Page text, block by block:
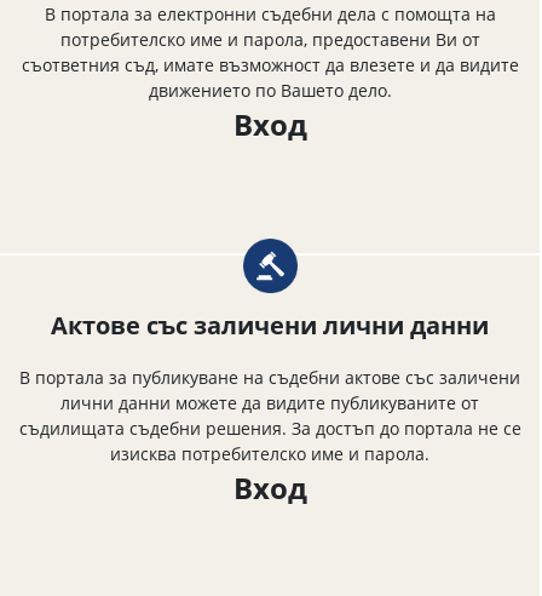
В портала за електронни съдебни дела с помощта на
потребителско име и парола, предоставени Ви от
съответния съд, имате възможност да влезете и да видите
движението по Вашето дело.
Вход
Актове със заличени лични данни
В портала за публикуване на съдебни актове със заличени
лични данни можете да видите публикуваните от
съдилищата съдебни решения. За достъп до портала не се
изисква потребителско име и парола.
Вход